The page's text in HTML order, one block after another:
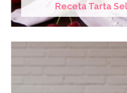
Receta Tarta